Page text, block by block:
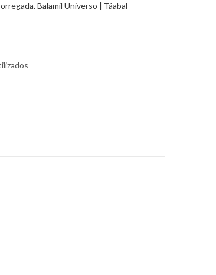
Balamil Universo | Táabal